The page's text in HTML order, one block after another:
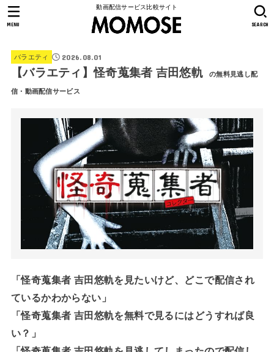
動画配信サービス比較サイト
SEARCH
MENU
バラエティ 2026.08.01
【バラエティ】怪奇蒐集者 吉田悠軌 の無料見逃し配
信・動画配信サービス
「怪奇蒐集者 吉田悠軌を見たいけど、どこで配信され
ているかわからない」
「怪奇蒐集者 吉田悠軌を無料で見るにはどうすれば良
い？」